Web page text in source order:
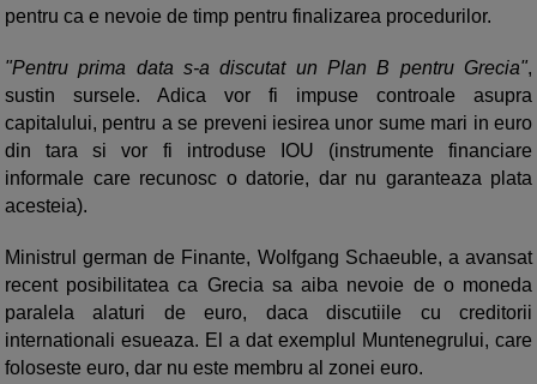
pentru ca e nevoie de timp pentru finalizarea procedurilor.
"Pentru prima data s-a discutat un Plan B pentru Grecia",
sustin sursele. Adica vor fi impuse controale asupra
capitalului, pentru a se preveni iesirea unor sume mari in euro
din tara si vor fi introduse IOU (instrumente financiare
informale care recunosc o datorie, dar nu garanteaza plata
acesteia).
Ministrul german de Finante, Wolfgang Schaeuble, a avansat
recent posibilitatea ca Grecia sa aiba nevoie de o moneda
paralela alaturi de euro, daca discutiile cu creditorii
internationali esueaza. El a dat exemplul Muntenegrului, care
foloseste euro, dar nu este membru al zonei euro.